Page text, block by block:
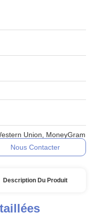
Union, MoneyGram
Nous Contacter
Description Du Produit